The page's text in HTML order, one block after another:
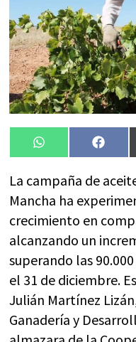
Compartir
en
WhatsApp
en
La campaña de
Mancha ha
crecimiento en
alcanzando un
superando las
el 31 de diciembre.
Julián Martínez
Ganadería y